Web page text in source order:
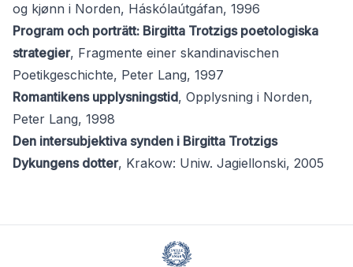
og kjønn i Norden, Háskólaútgáfan, 1996
Program och porträtt: Birgitta Trotzigs poetologiska
strategier, Fragmente einer skandinavischen
Poetikgeschichte, Peter Lang, 1997
Romantikens upplysningstid, Opplysning i Norden,
Peter Lang, 1998
Den intersubjektiva synden i Birgitta Trotzigs
Dykungens dotter, Krakow: Uniw. Jagiellonski, 2005